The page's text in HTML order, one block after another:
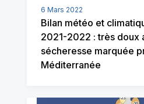
6 Mars 2022
Bilan météo et
2021-2022 : très doux
sécheresse marquée
Méditerranée